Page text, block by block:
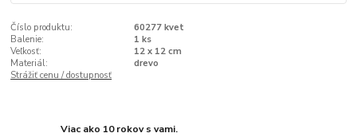
Číslo produktu:
60277 kvet
Balenie:
1 ks
Veľkosť:
12 x 12 cm
Materiál:
drevo
Strážiť cenu / dostupnosť
Viac ako 10 rokov s vami.